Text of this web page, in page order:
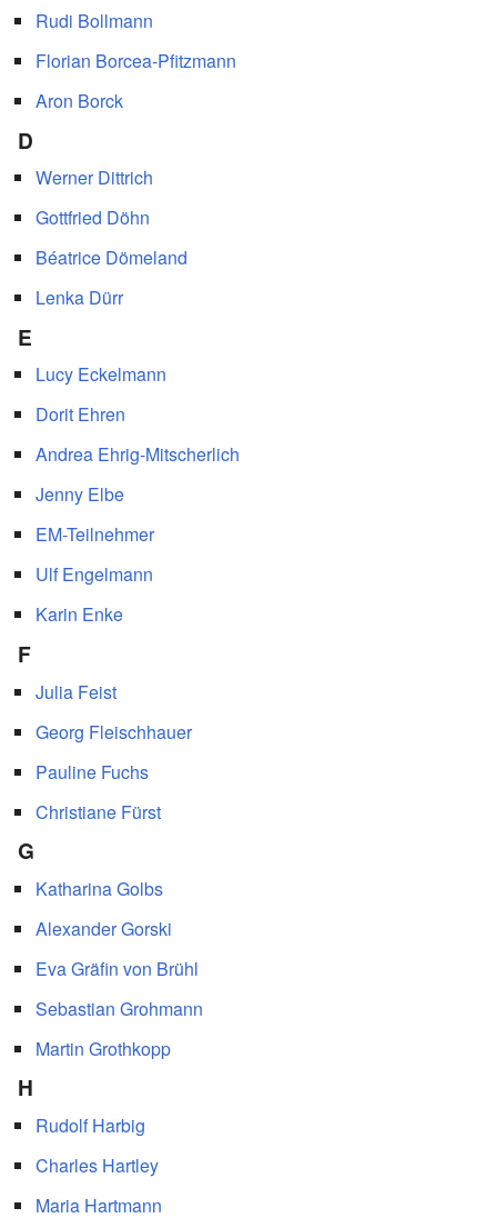
Rudi Bollmann
Florian Borcea-Pfitzmann
Aron Borck
D
Werner Dittrich
Gottfried Döhn
Béatrice Dömeland
Lenka Dürr
E
Lucy Eckelmann
Dorit Ehren
Andrea Ehrig-Mitscherlich
Jenny Elbe
EM-Teilnehmer
Ulf Engelmann
Karin Enke
F
Julia Feist
Georg Fleischhauer
Pauline Fuchs
Christiane Fürst
G
Katharina Golbs
Alexander Gorski
Eva Gräfin von Brühl
Sebastian Grohmann
Martin Grothkopp
H
Rudolf Harbig
Charles Hartley
Maria Hartmann